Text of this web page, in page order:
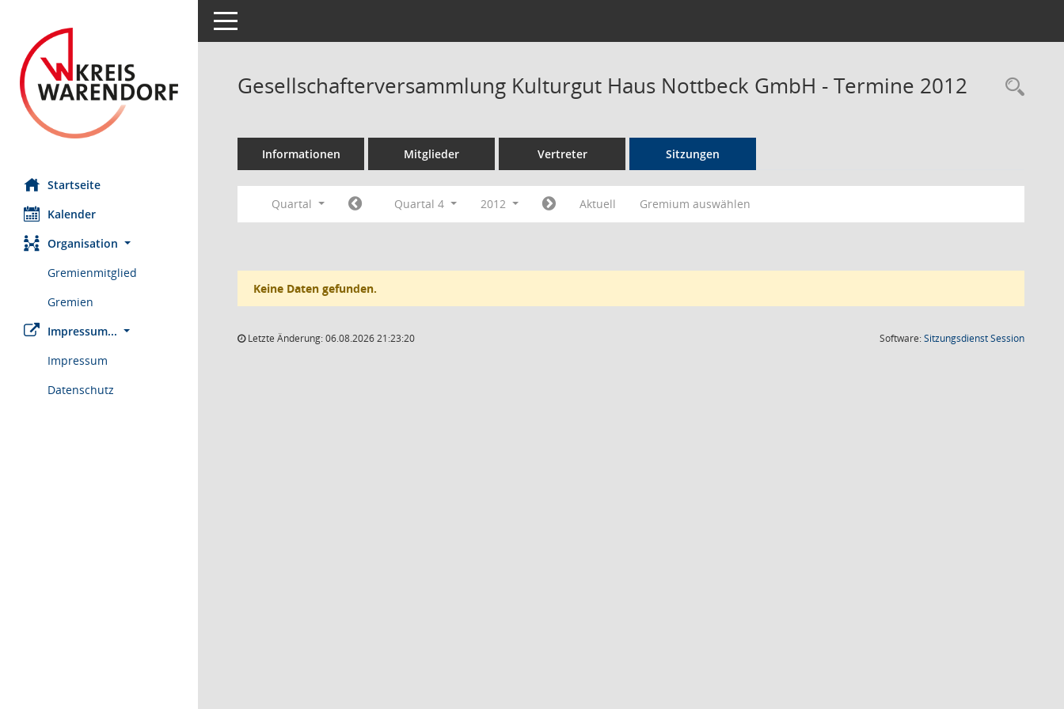
Startseite
Kalender
Organisation
Gremienmitglied
Gremien
Impressum...
Impressum
Datenschutz
Toggle navigation
Gesellschafterversammlung Kulturgut Haus Nottbeck GmbH - Termine 2012
Informationen Mitglieder Vertreter Sitzungen
Quartal Quartal 4 2012 Aktuell Gremium auswählen
Keine Daten gefunden.
Letzte Änderung: 06.08.2026 21:23:20 Software:SitzungsdienstSession(Wird in